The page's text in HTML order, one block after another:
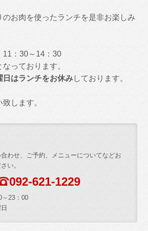
のお肉を使ったランチを是非お楽しみ
11：30～14：30
っております。
日はランチをお休みしております。
します。
わせ、ご予約、メニューについてなどお
い。
092-621-1229
～23：00